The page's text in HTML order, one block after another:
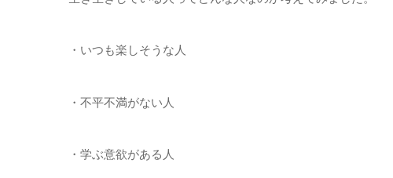
・いつも楽しそうな人
・不平不満がない人
・学ぶ意欲がある人